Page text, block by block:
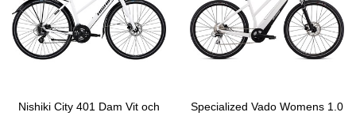
Nishiki City 401 Dam Vit och
Specialized Vado Womens 1.0